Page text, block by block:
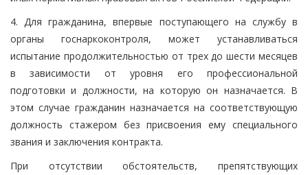
4. Для гражданина, впервые поступающего на службу в
органы госнаркоконтроля, может устанавливаться
испытание продолжительностью от трех до шести месяцев
в зависимости от уровня его профессиональной
подготовки и должности, на которую он назначается. В
этом случае гражданин назначается на соответствующую
должность стажером без присвоения ему специального
звания и заключения контракта.
При отсутствии обстоятельств, препятствующих